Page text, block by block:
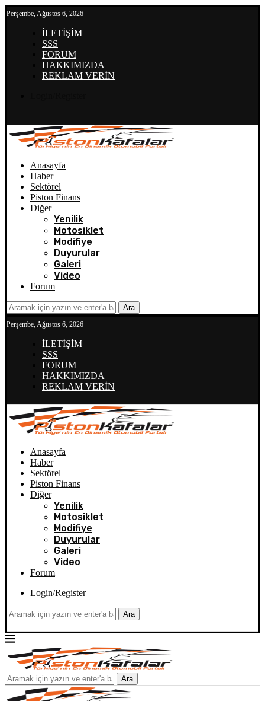
Perşembe, Ağustos 6, 2026
İLETİŞİM
SSS
FORUM
HAKKIMIZDA
REKLAM VERİN
Anasayfa
Haber
Sektörel
Piston Finans
Diğer
Yenilik
Motosiklet
Modifiye
Duyurular
Galeri
Video
Forum
Ara
Perşembe, Ağustos 6, 2026
İLETİŞİM
SSS
FORUM
HAKKIMIZDA
REKLAM VERİN
Anasayfa
Haber
Sektörel
Piston Finans
Diğer
Yenilik
Motosiklet
Modifiye
Duyurular
Galeri
Video
Forum
Login/Register
Ara
Ara